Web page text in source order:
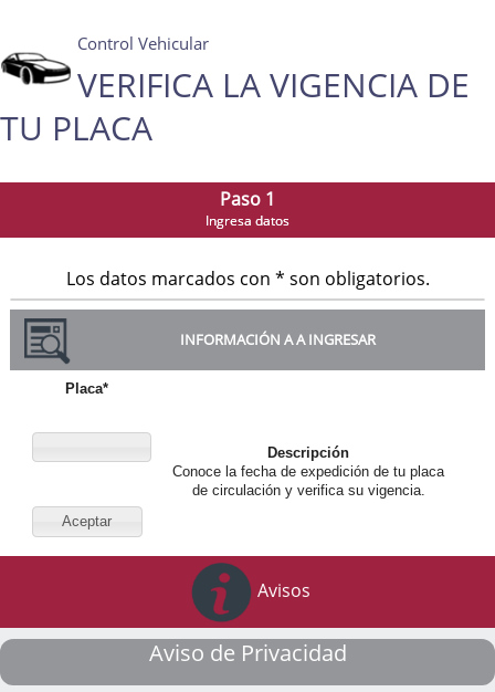
Control Vehicular
VERIFICA LA VIGENCIA DE
TU PLACA
Paso 1
Ingresa datos
Los datos marcados con * son obligatorios.
INFORMACIÓN A A INGRESAR
Placa*
Aceptar
Descripción
Conoce la fecha de expedición de tu placa
de circulación y verifica su vigencia.
Avisos
Aviso de Privacidad